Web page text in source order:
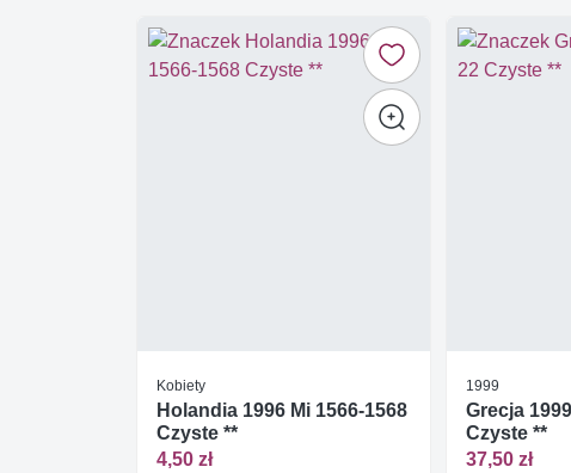
Kobiety
Holandia 1996 Mi 1566-1568
Czyste **
4,50 zł
1999
Grecja
Czyste **
37,50 zł